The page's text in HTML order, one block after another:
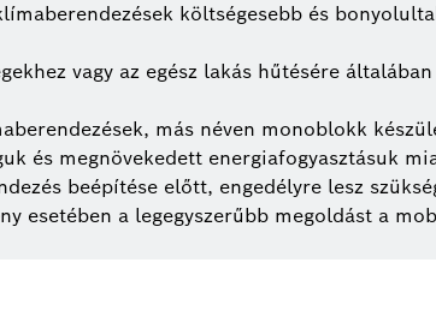
költségesebb és
vagy az egész lakás hűtésére
más néven monoblokk
és megnövekedett energiafogyasztásuk
beépítése előtt, engedélyre lesz
esetében a legegyszerűbb megoldást a